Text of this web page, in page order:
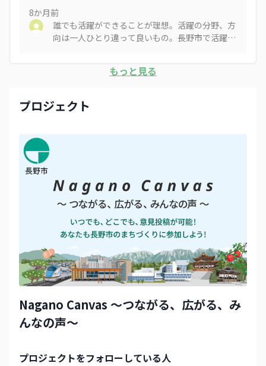
8か月前
誰でも活躍ができることが理想。活躍の分野、方
向は一人ひとり違って良いもの。長野市で活躍し
もっと見る
プロジェクト
Nagano Canvas 〜つながる、広がる、み
んなの声〜
プロジェクトをフォローしている人